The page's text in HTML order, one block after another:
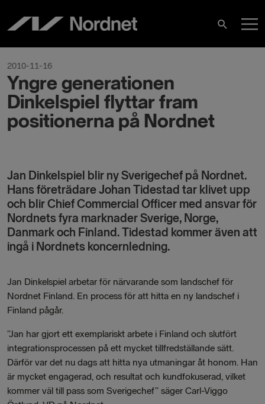
innehåll
Sök
2010-11-16
Yngre generationen
Dinkelspiel flyttar fram
positionerna på Nordnet
Jan Dinkelspiel blir ny Sverigechef på Nordnet.
Hans företrädare Johan Tidestad tar klivet upp
och blir Chief Commercial Officer med ansvar för
Nordnets fyra marknader Sverige, Norge,
Danmark och Finland. Tidestad kommer även att
ingå i Nordnets koncernledning.
Jan Dinkelspiel arbetar för närvarande som landschef för
Nordnet Finland. En process för att hitta en ny landschef i
Finland pågår.
”Jan har gjort ett exemplariskt arbete i Finland och slutfört
integrationsprocessen på ett mycket tillfredställande sätt.
Därför var det nu dags att hitta nya utmaningar åt honom. Han
är mycket engagerad, och resultat och kundfokuserad, vilket
kommer väl till pass som Sverigechef” säger Carl-Viggo